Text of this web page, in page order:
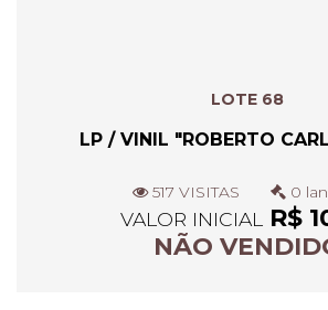
LOTE 68
LP / VINIL "ROBERTO
517 VISITAS 0
VALOR INICIAL R$
NÃO